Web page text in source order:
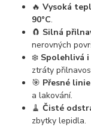
🔥Vysoká
90°C.
🧲 Silná
nerovných
❄️ Spolehlivá i
ztráty
🎯 Přesné linie
a lakování.
🧹Čisté
zbytky lepidla.